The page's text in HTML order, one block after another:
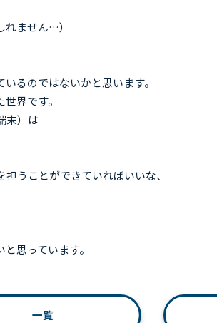
れません…）
るのではないかと思います。
界です。
末）は
うことができていればいいな、
思っています。
一覧